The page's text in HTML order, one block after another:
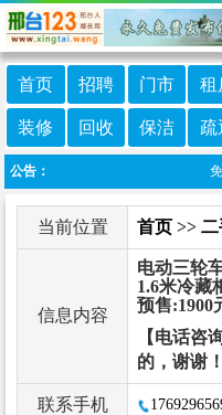
首页 招聘 门市 租
装修 回收 保洁 疏
公告： 免
当前位置 首页 >> 二
信息内容
电动三轮
1.6米冷藏
预售:1900
【电话咨
的，谢谢！
联系手机